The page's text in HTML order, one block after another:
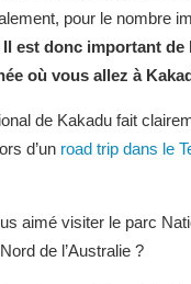
pour le nombre
Il est donc important de
où vous allez à
de Kakadu fait
d’un road trip dans le
aimé visiter le parc
de l’Australie ?